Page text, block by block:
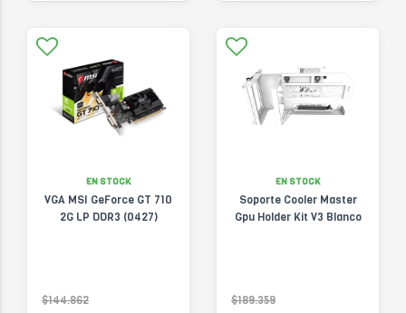
EN STOCK
VGA MSI GeForce GT 710
2G LP DDR3 (0427)
$144.862
EN STOCK
Soporte Cooler Master
Gpu Holder Kit V3 Blanco
$189.359